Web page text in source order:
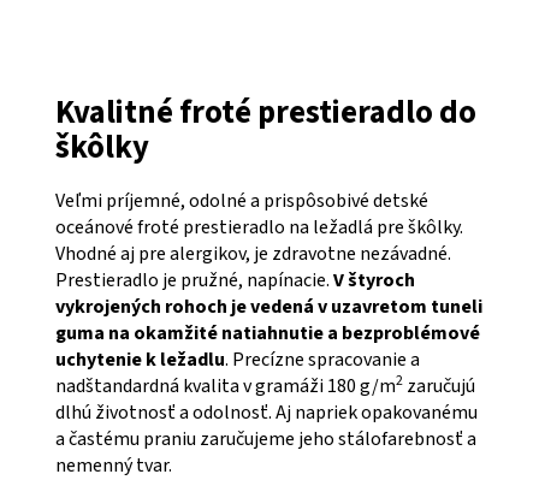
Kvalitné froté prestieradlo do
škôlky
Veľmi príjemné, odolné a prispôsobivé detské
oceánové froté prestieradlo na ležadlá pre škôlky.
Vhodné aj pre alergikov, je zdravotne nezávadné.
Prestieradlo je pružné, napínacie.V štyroch
vykrojených rohoch je vedená v uzavretom tuneli
guma na okamžité natiahnutie a bezproblémové
uchytenie k ležadlu. Precízne spracovanie a
nadštandardná kvalita v gramáži 180 g/m2 zaručujú
dlhú životnosť a odolnosť. Aj napriek opakovanému
a častému praniu zaručujeme jeho stálofarebnosť a
nemenný tvar.